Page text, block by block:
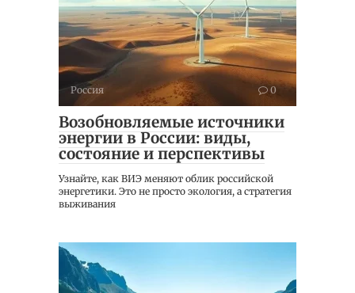
Россия 0
Возобновляемые источники
энергии в России: виды,
состояние и перспективы
Узнайте, как ВИЭ меняют облик российской
энергетики. Это не просто экология, а стратегия
выживания